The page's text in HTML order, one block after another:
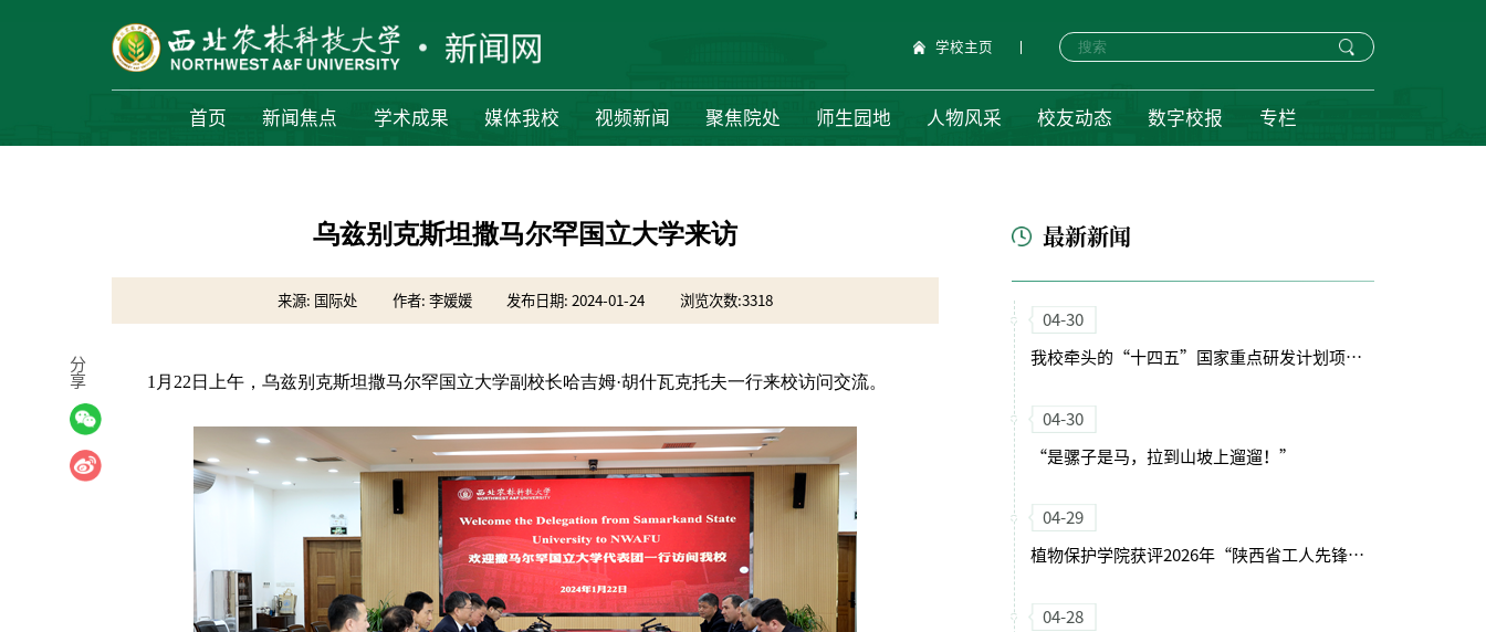
学校主页
首页 新闻焦点 学术成果 媒体我校 视频新闻 聚焦院处 师生园地 人物风采 校友动态 数字校报 专栏
乌兹别克斯坦撒马尔罕国立大学来访
来源: 国际处 作者: 李媛媛 发布日期: 2024-01-24 浏览次数:3318
1月22日上午，乌兹别克斯坦撒马尔罕国立大学副校长哈吉姆·胡什瓦克托夫一行来校访问交流。
分
享
最新新闻
04-30
我校牵头的“十四五”国家重点研发计划项目启动会暨实施方案论证会顺利召开
04-30
“是骡子是马，拉到山坡上遛遛！”
04-29
植物保护学院获评2026年“陕西省工人先锋号”
04-28